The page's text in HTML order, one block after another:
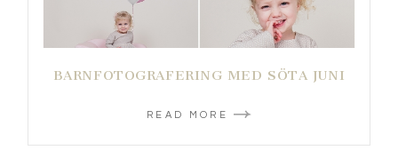
BARNFOTOGRAFERING MED SÖTA JUNI
READ MORE